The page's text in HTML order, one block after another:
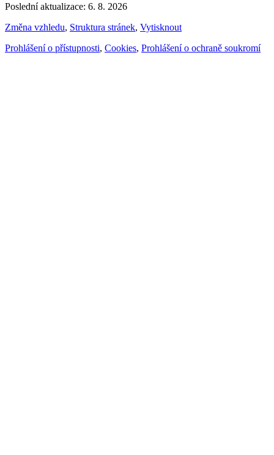
Poslední aktualizace: 6. 8. 2026
Změna vzhledu, Struktura stránek, Vytisknout
Prohlášení o přístupnosti, Cookies, Prohlášení o ochraně soukromí